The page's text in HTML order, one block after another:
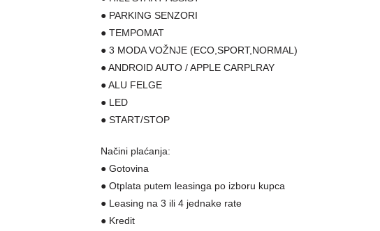
● PARKING SENZORI
● TEMPOMAT
● 3 MODA VOŽNJE (ECO,SPORT,NORMAL)
● ANDROID AUTO / APPLE CARPLRAY
● ALU FELGE
● LED
● START/STOP
Načini plaćanja:
● Gotovina
● Otplata putem leasinga po izboru kupca
● Leasing na 3 ili 4 jednake rate
● Kredit